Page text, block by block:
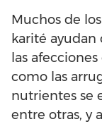
Muchos de
karité ayudan
las
como las
nutrientes se
entre otras, y